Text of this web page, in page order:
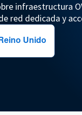
infraestructura
red dedicada y
Unido